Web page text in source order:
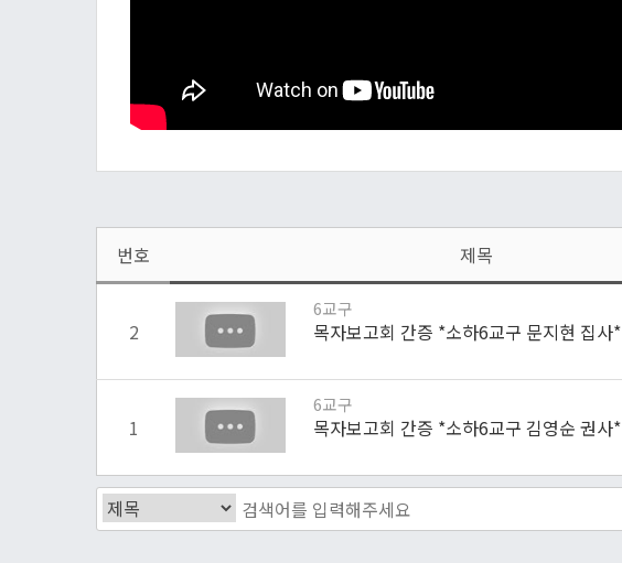
번호 제목
2
6교구
목자보고회 간증 *소하6교구 문지현 집사*
1
6교구
목자보고회 간증 *소하6교구 김영순 권사*